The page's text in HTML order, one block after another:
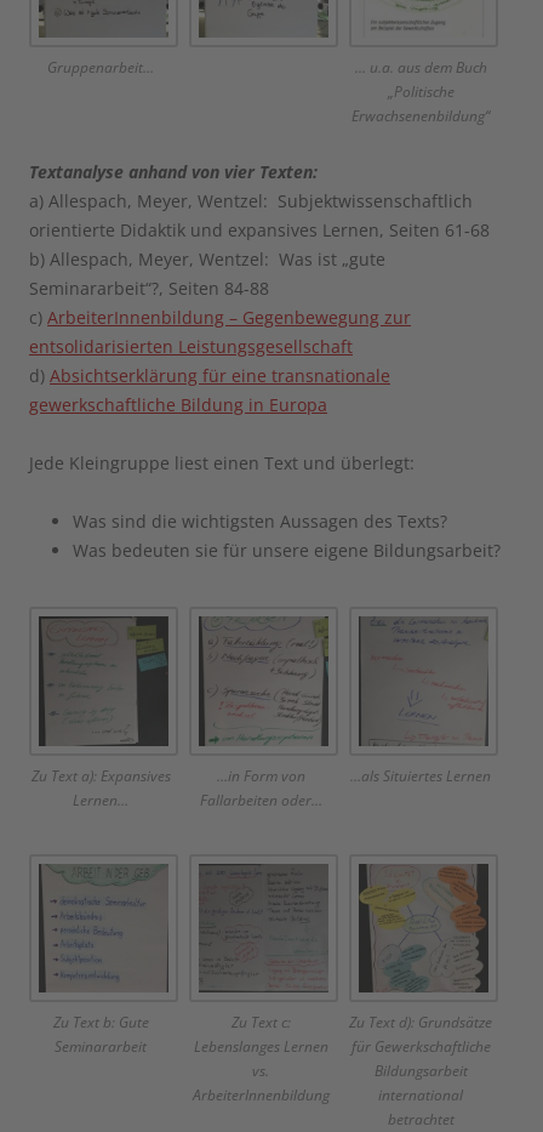
Gruppenarbeit…
… u.a. aus dem Buch
„Politische
Erwachsenenbildung“
Textanalyse anhand von vier Texten:
a) Allespach, Meyer, Wentzel: Subjektwissenschaftlich
orientierte Didaktik und expansives Lernen, Seiten 61-68
b) Allespach, Meyer, Wentzel: Was ist „gute
Seminararbeit“?, Seiten 84-88
c) ArbeiterInnenbildung – Gegenbewegung zur
entsolidarisierten Leistungsgesellschaft
d) Absichtserklärung für eine transnationale
gewerkschaftliche Bildung in Europa
Jede Kleingruppe liest einen Text und überlegt:
Was sind die wichtigsten Aussagen des Texts?
Was bedeuten sie für unsere eigene Bildungsarbeit?
Zu Text a): Expansives
Lernen…
…in Form von
Fallarbeiten oder…
…als Situiertes Lernen
Zu Text b: Gute
Seminararbeit
Zu Text c:
Lebenslanges Lernen
vs.
ArbeiterInnenbildung
Zu Text d): Grundsätze
für Gewerkschaftliche
Bildungsarbeit
international
betrachtet